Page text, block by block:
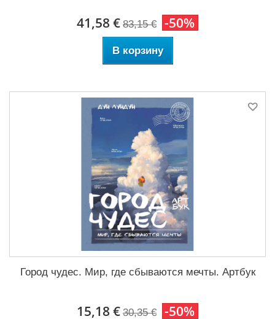
41,58 € 83,15 € -50%
В корзину
Город чудес. Мир, где сбываются мечты. Артбук
15,18 € 30,35 € -50%